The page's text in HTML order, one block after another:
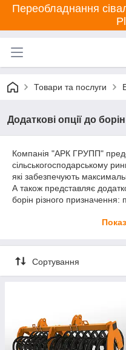
Переобладнання
Товари та послуги
Додаткові опції до борін
Компанія "АРК ГРУПП"
сільськогосподарському
які забезпечують
А також представляє
борін різного призначення:
додаткові диски, опорні
Сортування